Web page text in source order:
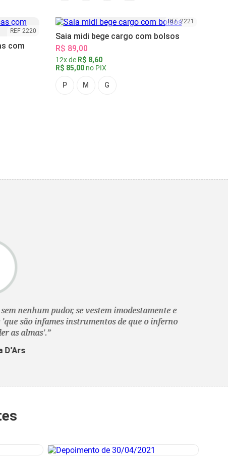
REF 2220
com
REF 2221
Saia midi bege cargo com bolsos
R$ 89,00
12x de R$ 8,60
R$ 85,00no PIX
P M G
imodestamente e
de que o inferno